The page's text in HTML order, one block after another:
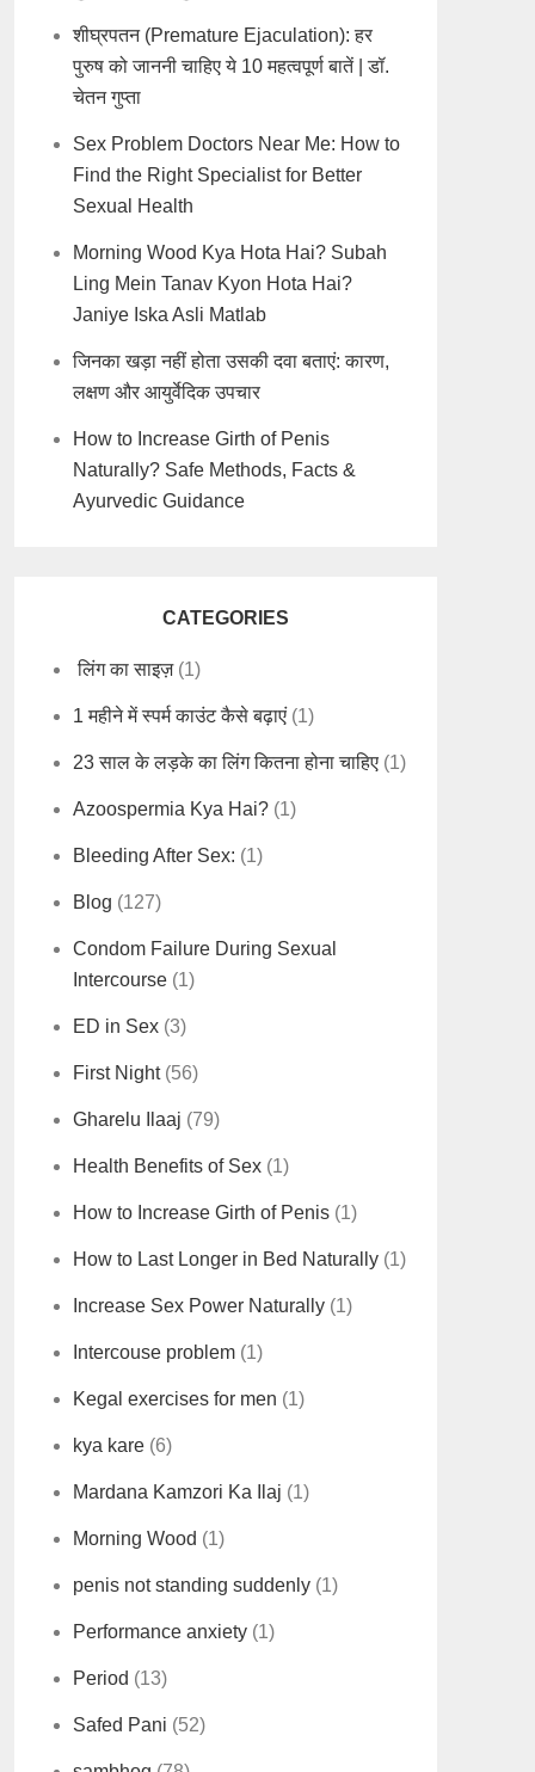
शीघ्रपतन (Premature Ejaculation): हर
पुरुष को जाननी चाहिए ये 10 महत्वपूर्ण बातें | डॉ.
चेतन गुप्ता
Sex Problem Doctors Near Me: How to
Find the Right Specialist for Better
Sexual Health
Morning Wood Kya Hota Hai? Subah
Ling Mein Tanav Kyon Hota Hai?
Janiye Iska Asli Matlab
जिनका खड़ा नहीं होता उसकी दवा बताएं: कारण,
लक्षण और आयुर्वेदिक उपचार
How to Increase Girth of Penis
Naturally? Safe Methods, Facts &
Ayurvedic Guidance
CATEGORIES
लिंग का साइज़(1)
1 महीने में स्पर्म काउंट कैसे बढ़ाएं (1)
23 साल के लड़के का लिंग कितना होना चाहिए (1)
Azoospermia Kya Hai? (1)
Bleeding After Sex: (1)
Blog (127)
Condom Failure During Sexual
Intercourse (1)
ED in Sex (3)
First Night(56)
Gharelu Ilaaj (79)
Health Benefits of Sex (1)
How to Increase Girth of Penis (1)
How to Last Longer in Bed Naturally (1)
Increase Sex Power Naturally (1)
Intercouse problem (1)
Kegal exercises for men (1)
kya kare (6)
Mardana Kamzori Ka Ilaj (1)
Morning Wood (1)
penis not standing suddenly (1)
Performance anxiety (1)
Period (13)
Safed Pani (52)